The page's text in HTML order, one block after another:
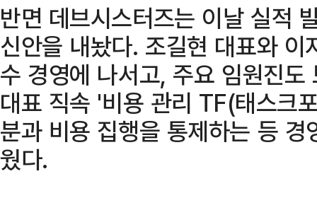
반면 데브시스터즈는 이날 실적
신안을 내놨다. 조길현 대표와 이
수 경영에 나서고, 주요 임원진
대표 직속 '비용 관리 TF(태스크
분과 비용 집행을 통제하는 등
웠다.